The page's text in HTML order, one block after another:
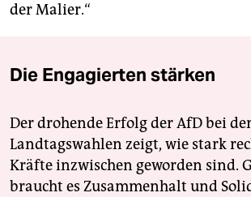
der Malier.“
Die Engagierten stärken
Der drohende Erfolg der AfD bei
Landtagswahlen zeigt, wie stark
Kräfte inzwischen geworden sind.
braucht es Zusammenhalt und